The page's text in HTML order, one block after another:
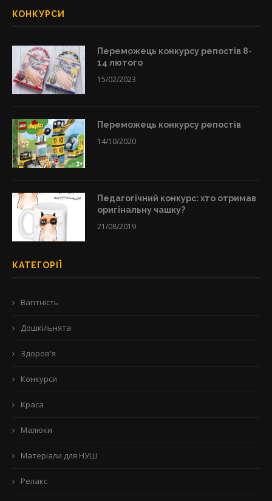
КОНКУРСИ
Переможець конкурсу репостів 8-
14 лютого
15/02/2023
Переможець конкурсу репостів
14/10/2020
Педагогічний конкурс: хто отримав
оригінальну чашку?
21/08/2019
КАТЕГОРІЇ
Вагітність
Дошкільнята
Здоров'я
Конкурси
Краса
Малюки
Матеріали для НУШ
Релакс